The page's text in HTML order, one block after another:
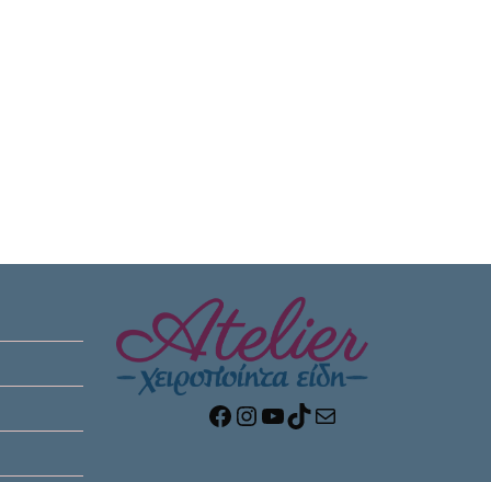
Facebook
Instagram
YouTube
TikTok
Mail